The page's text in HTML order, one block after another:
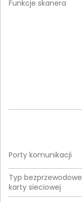
Funkcje skanera
Porty komunikacji
Typ
karty sieciowej